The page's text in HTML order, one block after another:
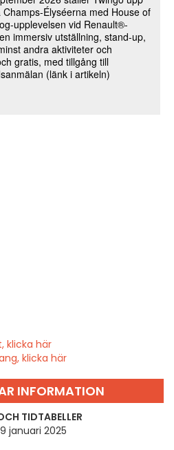
klicka här
klicka här
INFORMATION
TIDTABELLER
januari 2025